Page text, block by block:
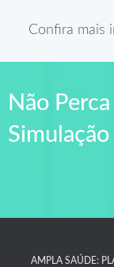
Confira mais
Não
AMPLA SAÚDE: